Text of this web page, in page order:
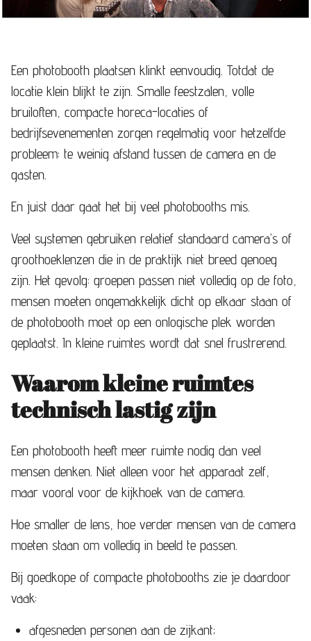
Een photobooth plaatsen klinkt eenvoudig. Totdat de
locatie klein blijkt te zijn. Smalle feestzalen, volle
bruiloften, compacte horeca-locaties of
bedrijfsevenementen zorgen regelmatig voor hetzelfde
probleem: te weinig afstand tussen de camera en de
gasten.
En juist daar gaat het bij veel photobooths mis.
Veel systemen gebruiken relatief standaard camera’s of
groothoeklenzen die in de praktijk niet breed genoeg
zijn. Het gevolg: groepen passen niet volledig op de foto,
mensen moeten ongemakkelijk dicht op elkaar staan of
de photobooth moet op een onlogische plek worden
geplaatst. In kleine ruimtes wordt dat snel frustrerend.
Waarom kleine ruimtes
technisch lastig zijn
Een photobooth heeft meer ruimte nodig dan veel
mensen denken. Niet alleen voor het apparaat zelf,
maar vooral voor de kijkhoek van de camera.
Hoe smaller de lens, hoe verder mensen van de camera
moeten staan om volledig in beeld te passen.
Bij goedkope of compacte photobooths zie je daardoor
vaak:
afgesneden personen aan de zijkant;